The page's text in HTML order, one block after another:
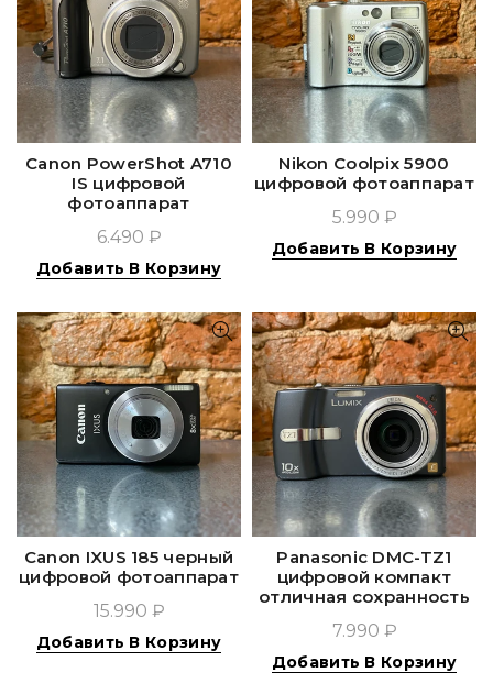
Canon PowerShot A710
IS цифровой
фотоаппарат
6.490 ₽
Добавить В Корзину
Nikon Coolpix 5900
цифровой фотоаппарат
5.990 ₽
Добавить В Корзину
Canon IXUS 185 черный
цифровой фотоаппарат
15.990 ₽
Добавить В Корзину
Panasonic DMC-TZ1
цифровой компакт
отличная сохранность
7.990 ₽
Добавить В Корзину